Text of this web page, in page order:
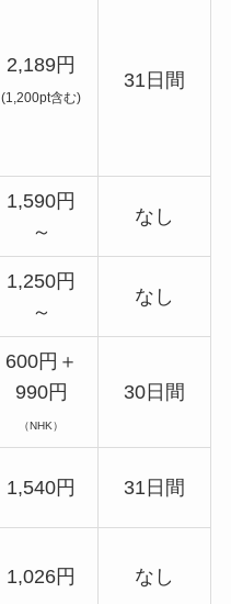
2,189円
(1,200pt含む)
31日間
1,590円
～
なし
1,250円
～
なし
600円＋
990円
（NHK）
30日間
1,540円 31日間
1,026円 なし